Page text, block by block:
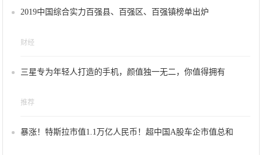
2019中国综合实力百强县、百强区、百强镇榜单出炉
财经
三星专为年轻人打造的手机，颜值独一无二，你值得拥有
推荐
暴涨！特斯拉市值1.1万亿人民币！超中国A股车企市值总和